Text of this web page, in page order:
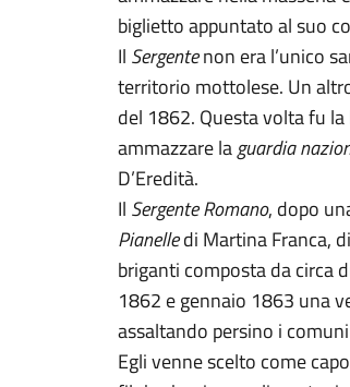
biglietto appuntato al suo
Il Sergentenon era l’unico
territorio mottolese. Un
del 1862. Questa volta fu
ammazzare laguardia
D’Eredità.
Il Sergente Romano, dopo
Pianelledi Martina Franca,
briganti composta da circa
1862 e gennaio 1863 una
assaltando persino i
Egli venne scelto come